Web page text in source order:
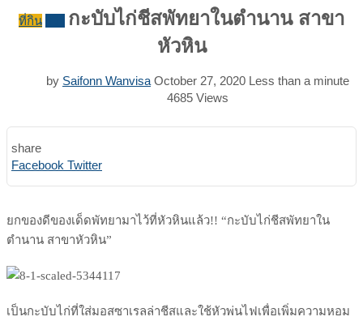
ที่กิน
กะบับไก่ชีสพัทยาในตำนาน สาขา
หัวหิน
by Saifonn Wanvisa October 27, 2020 Less than a minute
4685 Views
share
Facebook TwitterPrint
Share
ยกของดีของเด็ดพัทยามาไว้ที่หัวหินแล้ว!! “กะบับไก่ชีสพัทยาใน
ตำนาน สาขาหัวหิน”
เป็นกะบับไก่ที่ใส่มอสซาเรลล่าชีสและใช้หัวพ่นไฟเพื่อเพิ่มความหอม